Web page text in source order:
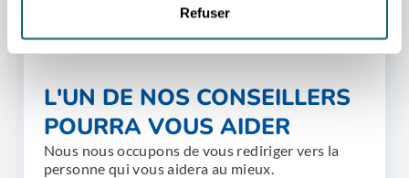
Refuser
L'UN DE NOS CONSEILLERS
POURRA VOUS AIDER
Nous nous occupons de vous rediriger vers la
personne qui vous aidera au mieux.